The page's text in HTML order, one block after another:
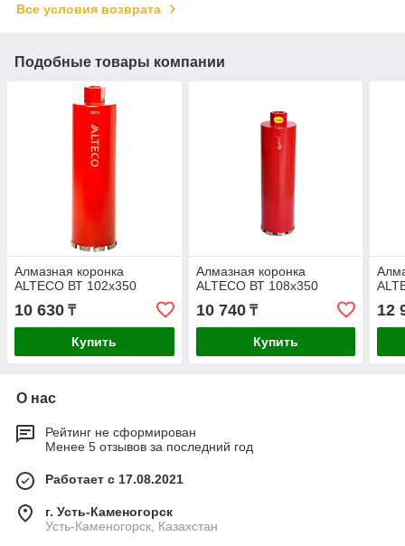
Все условия возврата
Подобные товары компании
Алмазная коронка
ALTECO ВТ 102х350
10 630 ₸
Купить
Алмазная коронка
ALTECO ВТ 108х350
10 740₸
Купить
12
О нас
Рейтинг не сформирован
Менее 5 отзывов за последний год
Работает с 17.08.2021
г. Усть-Каменогорск
Усть-Каменогорск, Казахстан